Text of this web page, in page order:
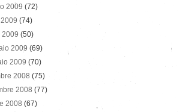
2009 (72)
(74)
2009 (50)
2009 (69)
2009 (70)
2008 (75)
2008 (77)
2008 (67)